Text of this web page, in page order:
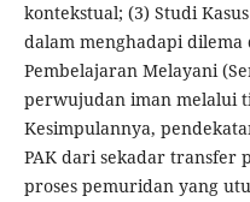
kontekstual; (3) Studi
dalam menghadapi dilema
Pembelajaran Melayani
perwujudan iman melalui
Kesimpulannya,
PAK dari sekadar transfer
proses pemuridan yang